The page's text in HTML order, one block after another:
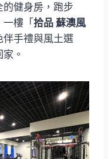
的健身房，跑步
一樓「拾品 蘇澳風
伴手禮與風土選
。